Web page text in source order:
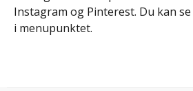
Instagram og Pinterest. Du kan
i menupunktet.